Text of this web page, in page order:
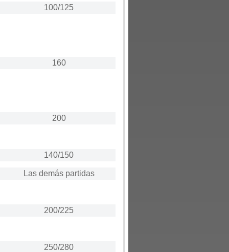
100/125
160
200
140/150
Las demás partidas
200/225
250/280